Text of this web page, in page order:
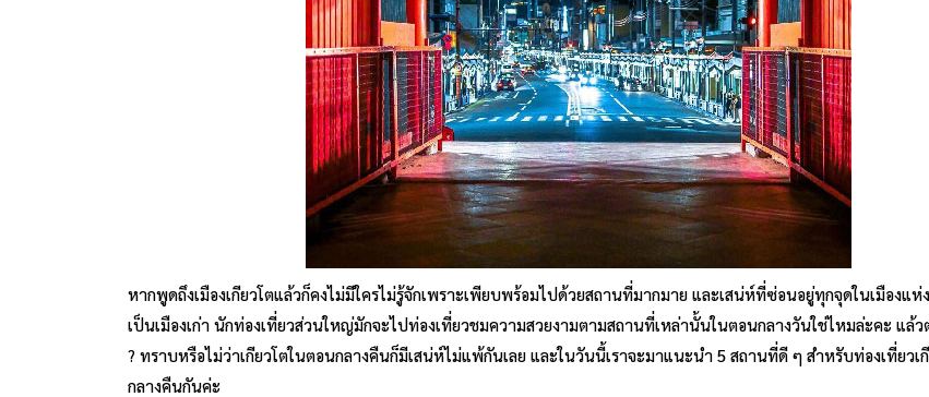
หากพูดถึงเมืองเกียวโตแล้วก็คงไม่มีใครไม่รู้จักเพราะเพียบพร้อมไปด้วยสถานที่มากมาย และเสน่ห์ที่ซ่อนอยู่ทุกจุดในเมืองแ
เป็นเมืองเก่า นักท่องเที่ยวส่วนใหญ่มักจะไปท่องเที่ยวชมความสวยงามตามสถานที่เหล่านั้นในตอนกลางวันใช่ไหมล่ะคะ แล้
? ทราบหรือไม่ว่าเกียวโตในตอนกลางคืนก็มีเสน่ห์ไม่แพ้กันเลย และในวันนี้เราจะมาแนะนำ 5 สถานที่ดี ๆ สำหรับท่องเที่ยวเ
กลางคืนกันค่ะ